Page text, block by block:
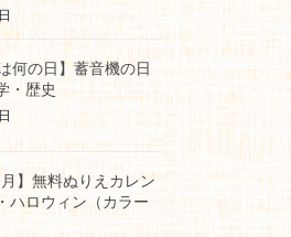
何の日】蓄音機の日
・歴史
】無料ぬりえカレン
ハロウィン（カラー